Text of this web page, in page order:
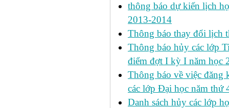
thông báo dự kiến lịch
2013-2014
Thông báo thay đổi lịch
Thông báo hủy các lớp
điểm đợt I kỳ I năm học
Thông báo về việc đăng
các lớp Đại học năm thứ
Danh sách hủy các lớp